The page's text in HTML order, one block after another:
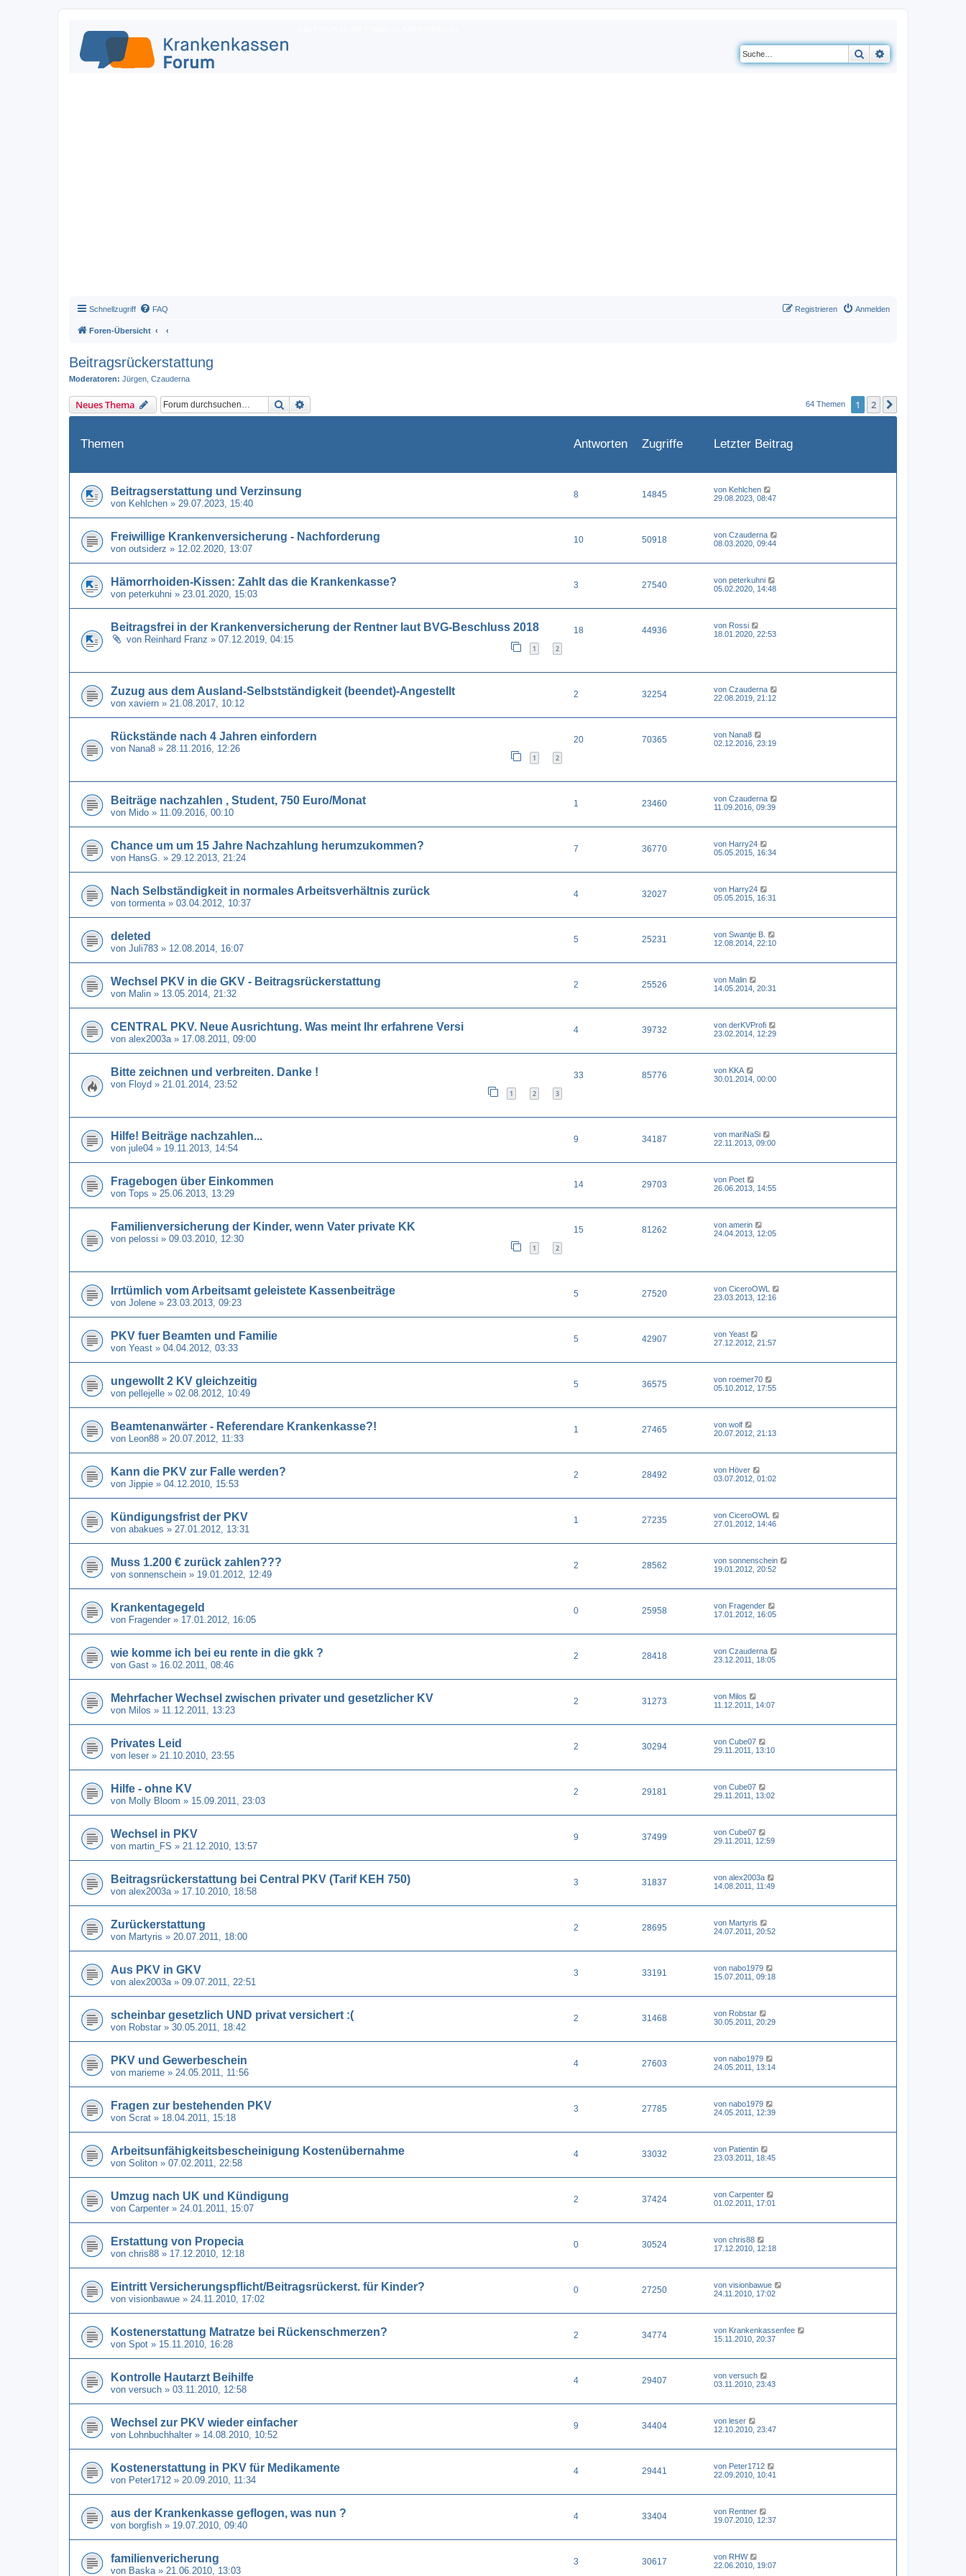
Suche
Schnellzugriff FAQ Anmelden
Registrieren
Foren-Übersicht
Beitragsrückerstattung
Moderatoren: Jürgen Czauderna
Neues Thema Suche 64 Themen 1 2
Themen Antworten Zugriffe Letzter Beitrag
Beitragserstattung und Verzinsung
von Kehlchen » 29.07.2023, 15:40
8 14845 von Kehlchen
29.08.2023, 08:47
Freiwillige Krankenversicherung - Nachforderung
von outsiderz » 12.02.2020, 13:07
10 50918 von Czauderna
08.03.2020, 09:44
Hämorrhoiden-Kissen: Zahlt das die Krankenkasse?
von peterkuhni » 23.01.2020, 15:03
3 27540 von peterkuhni
05.02.2020, 14:48
Beitragsfrei in der Krankenversicherung der Rentner laut BVG-Beschluss 2018
von Reinhard Franz » 07.12.2019, 04:15
1 2
18 44936 von Rossi
18.01.2020, 22:53
Zuzug aus dem Ausland-Selbstständigkeit (beendet)-Angestellt
von xaviern » 21.08.2017, 10:12
2 32254 von Czauderna
22.08.2019, 21:12
Rückstände nach 4 Jahren einfordern
von Nana8 » 28.11.2016, 12:26
1 2
20 70365 von Nana8
02.12.2016, 23:19
Beiträge nachzahlen , Student, 750 Euro/Monat
von Mido » 11.09.2016, 00:10
1 23460 von Czauderna
11.09.2016, 09:39
Chance um um 15 Jahre Nachzahlung herumzukommen?
von HansG. » 29.12.2013, 21:24
7 36770 von Harry24
05.05.2015, 16:34
Nach Selbständigkeit in normales Arbeitsverhältnis zurück
von tormenta » 03.04.2012, 10:37
4 32027 von Harry24
05.05.2015, 16:31
deleted
von Juli783 » 12.08.2014, 16:07
5 25231 von Swantje B.
12.08.2014, 22:10
Wechsel PKV in die GKV - Beitragsrückerstattung
von Malin » 13.05.2014, 21:32
2 25526 von Malin
14.05.2014, 20:31
CENTRAL PKV. Neue Ausrichtung. Was meint Ihr erfahrene Versi
von alex2003a » 17.08.2011, 09:00
4 39732 von derKVProfi
23.02.2014, 12:29
Bitte zeichnen und verbreiten. Danke !
von Floyd » 21.01.2014, 23:52
1 2 3
33 85776 von KKA
30.01.2014, 00:00
Hilfe! Beiträge nachzahlen...
von jule04 » 19.11.2013, 14:54
9 34187 von mariNaSi
22.11.2013, 09:00
Fragebogen über Einkommen
von Tops » 25.06.2013, 13:29
14 29703 von Poet
26.06.2013, 14:55
Familienversicherung der Kinder, wenn Vater private KK
von pelossi » 09.03.2010, 12:30
1 2
15 81262 von amerin
24.04.2013, 12:05
Irrtümlich vom Arbeitsamt geleistete Kassenbeiträge
von Jolene » 23.03.2013, 09:23
5 27520 von CiceroOWL
23.03.2013, 12:16
PKV fuer Beamten und Familie
von Yeast » 04.04.2012, 03:33
5 42907 von Yeast
27.12.2012, 21:57
ungewollt 2 KV gleichzeitig
von pellejelle » 02.08.2012, 10:49
5 36575 von roemer70
05.10.2012, 17:55
Beamtenanwärter - Referendare Krankenkasse?!
von Leon88 » 20.07.2012, 11:33
1 27465 von wolf
20.07.2012, 21:13
Kann die PKV zur Falle werden?
von Jippie » 04.12.2010, 15:53
2 28492 von Höver
03.07.2012, 01:02
Kündigungsfrist der PKV
von abakues » 27.01.2012, 13:31
1 27235 von CiceroOWL
27.01.2012, 14:46
Muss 1.200 € zurück zahlen???
von sonnenschein » 19.01.2012, 12:49
2 28562 von sonnenschein
19.01.2012, 20:52
Krankentagegeld
von Fragender » 17.01.2012, 16:05
0 25958 von Fragender
17.01.2012, 16:05
wie komme ich bei eu rente in die gkk ?
von Gast » 16.02.2011, 08:46
2 28418 von Czauderna
23.12.2011, 18:05
Mehrfacher Wechsel zwischen privater und gesetzlicher KV
von Milos » 11.12.2011, 13:23
2 31273 von Milos
11.12.2011, 14:07
Privates Leid
von leser » 21.10.2010, 23:55
2 30294 von Cube07
29.11.2011, 13:10
Hilfe - ohne KV
von Molly Bloom » 15.09.2011, 23:03
2 29181 von Cube07
29.11.2011, 13:02
Wechsel in PKV
von martin_FS » 21.12.2010, 13:57
9 37499 von Cube07
29.11.2011, 12:59
Beitragsrückerstattung bei Central PKV (Tarif KEH 750)
von alex2003a » 17.10.2010, 18:58
3 31837 von alex2003a
14.08.2011, 11:49
Zurückerstattung
von Martyris » 20.07.2011, 18:00
2 28695 von Martyris
24.07.2011, 20:52
Aus PKV in GKV
von alex2003a » 09.07.2011, 22:51
3 33191 von nabo1979
15.07.2011, 09:18
scheinbar gesetzlich UND privat versichert :(
von Robstar » 30.05.2011, 18:42
2 31468 von Robstar
30.05.2011, 20:29
PKV und Gewerbeschein
von marieme » 24.05.2011, 11:56
4 27603 von nabo1979
24.05.2011, 13:14
Fragen zur bestehenden PKV
von Scrat » 18.04.2011, 15:18
3 27785 von nabo1979
24.05.2011, 12:39
Arbeitsunfähigkeitsbescheinigung Kostenübernahme
von Soliton » 07.02.2011, 22:58
4 33032 von Patientin
23.03.2011, 18:45
Umzug nach UK und Kündigung
von Carpenter » 24.01.2011, 15:07
2 37424 von Carpenter
01.02.2011, 17:01
Erstattung von Propecia
von chris88 » 17.12.2010, 12:18
0 30524 von chris88
17.12.2010, 12:18
Eintritt Versicherungspflicht/Beitragsrückerst. für Kinder?
von visionbawue » 24.11.2010, 17:02
0 27250 von visionbawue
24.11.2010, 17:02
Kostenerstattung Matratze bei Rückenschmerzen?
von Spot » 15.11.2010, 16:28
2 34774 von Krankenkassenfee
15.11.2010, 20:37
Kontrolle Hautarzt Beihilfe
von versuch » 03.11.2010, 12:58
4 29407 von versuch
03.11.2010, 23:43
Wechsel zur PKV wieder einfacher
von Lohnbuchhalter » 14.08.2010, 10:52
9 34404 von leser
12.10.2010, 23:47
Kostenerstattung in PKV für Medikamente
von Peter1712 » 20.09.2010, 11:34
4 29441 von Peter1712
22.09.2010, 10:41
aus der Krankenkasse geflogen, was nun ?
von borgfish » 19.07.2010, 09:40
4 33404 von Rentner
19.07.2010, 12:37
familienvericherung
von Baska » 21.06.2010, 13:03
3 30617 von RHW
22.06.2010, 19:07